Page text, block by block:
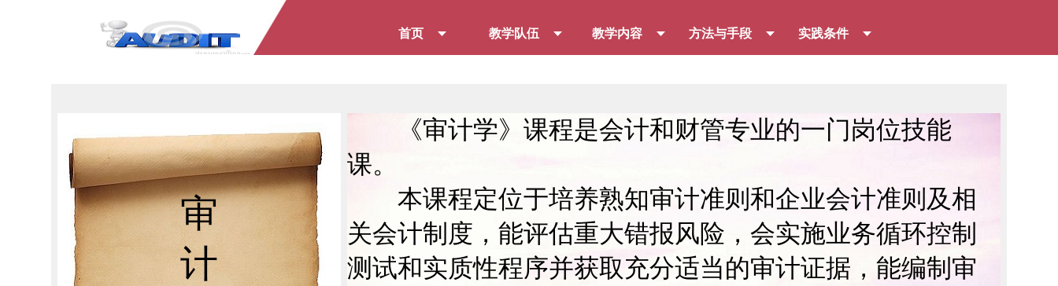
首页 教学队伍 教学内容 方法与手段 实践条件
审
计
《审计学》课程是会计和财管专业的一门岗位技能
课。
本课程定位于培养熟知审计准则和企业会计准则及相
关会计制度，能评估重大错报风险，会实施业务循环控制
测试和实质性程序并获取充分适当的审计证据，能编制审